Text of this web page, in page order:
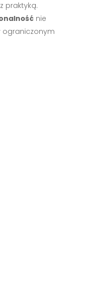
praktyką.
nie
ograniczonym